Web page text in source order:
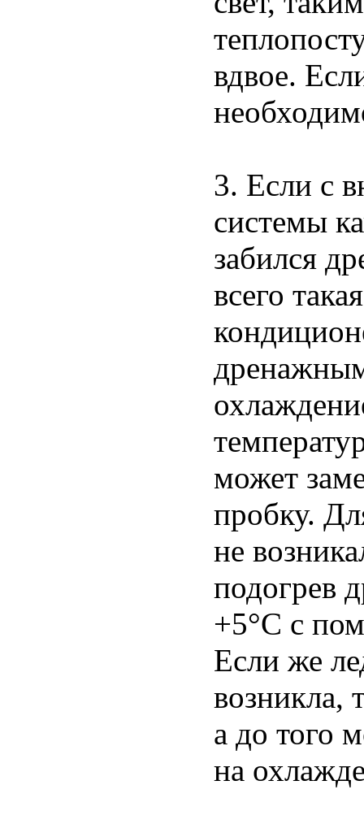
вдвое.
3. Если с
системы
забился
всего
может
пробку.
не
подогрев
+5°С с
Если же
возникла,
а до того
на